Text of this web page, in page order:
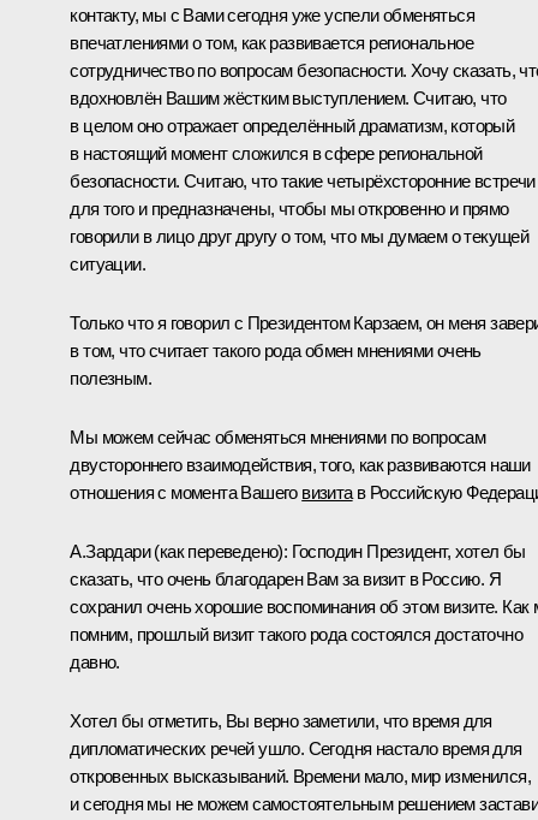
контакту, мы с Вами сегодня уже успели обменяться
впечатлениями о том, как развивается региональное
сотрудничество по вопросам безопасности. Хочу сказать,
вдохновлён Вашим жёстким выступлением. Считаю, что
в целом оно отражает определённый драматизм, который
в настоящий момент сложился в сфере региональной
безопасности. Считаю, что такие четырёхсторонние встречи
для того и предназначены, чтобы мы откровенно и прямо
говорили в лицо друг другу о том, что мы думаем о текущей
ситуации.
Только что я говорил с Президентом Карзаем, он меня
в том, что считает такого рода обмен мнениями очень
полезным.
Мы можем сейчас обменяться мнениями по вопросам
двустороннего взаимодействия, того, как развиваются наши
отношения с момента Вашего визитав Российскую
А.Зардари (как переведено): Господин Президент, хотел бы
сказать, что очень благодарен Вам за визит в Россию. Я
сохранил очень хорошие воспоминания об этом визите. Как
помним, прошлый визит такого рода состоялся достаточно
давно.
Хотел бы отметить, Вы верно заметили, что время для
дипломатических речей ушло. Сегодня настало время для
откровенных высказываний. Времени мало, мир изменился,
и сегодня мы не можем самостоятельным решением